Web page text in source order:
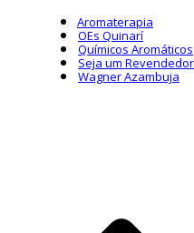
Aromaterapia
OEs Quinarí
Químicos Aromáticos
Seja um Revendedor
Wagner Azambuja